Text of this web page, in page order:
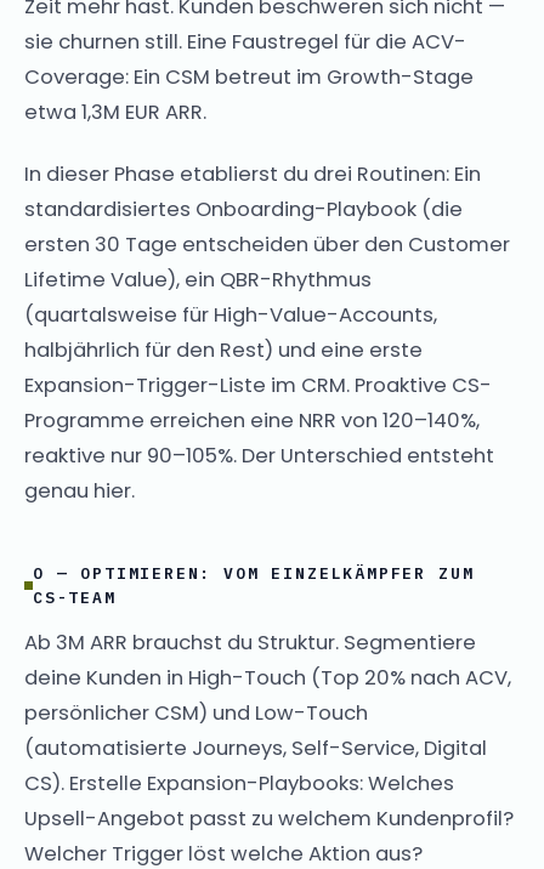
Zeit mehr hast. Kunden beschweren sich nicht —
sie churnen still. Eine Faustregel für die ACV-
Coverage: Ein CSM betreut im Growth-Stage
etwa 1,3M EUR ARR.
In dieser Phase etablierst du drei Routinen: Ein
standardisiertes Onboarding-Playbook (die
ersten 30 Tage entscheiden über den Customer
Lifetime Value), ein QBR-Rhythmus
(quartalsweise für High-Value-Accounts,
halbjährlich für den Rest) und eine erste
Expansion-Trigger-Liste im CRM. Proaktive CS-
Programme erreichen eine NRR von 120–140%,
reaktive nur 90–105%. Der Unterschied entsteht
genau hier.
O — OPTIMIEREN: VOM EINZELKÄMPFER ZUM
CS-TEAM
Ab 3M ARR brauchst du Struktur. Segmentiere
deine Kunden in High-Touch (Top 20% nach ACV,
persönlicher CSM) und Low-Touch
(automatisierte Journeys, Self-Service, Digital
CS). Erstelle Expansion-Playbooks: Welches
Upsell-Angebot passt zu welchem Kundenprofil?
Welcher Trigger löst welche Aktion aus?